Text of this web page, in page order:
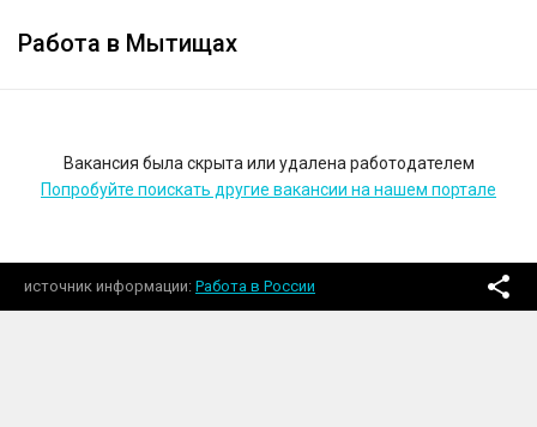
Работа в Мытищах
Вакансия была скрыта или удалена работодателем
Попробуйте поискать другие вакансии на нашем портале
источник информации Работа в России